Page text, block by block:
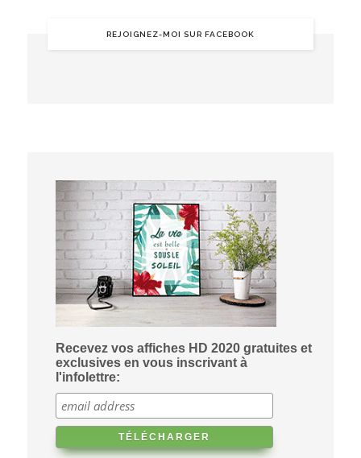
REJOIGNEZ-MOI SUR FACEBOOK
Recevez vos affiches HD 2020 gratuites et
exclusives en vous inscrivant à
l'infolettre: